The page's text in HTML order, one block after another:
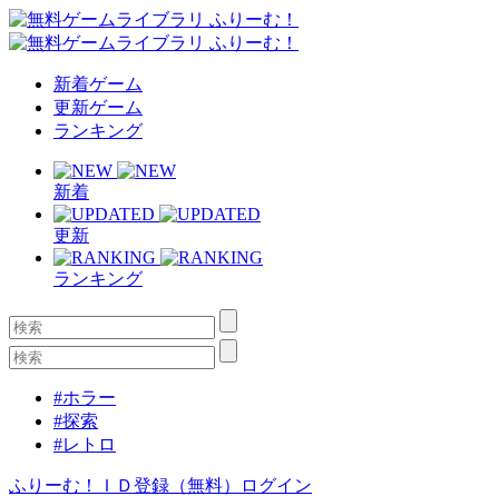
新着ゲーム
更新ゲーム
ランキング
新着
更新
ランキング
#ホラー
#探索
#レトロ
ふりーむ！ＩＤ登録（無料） ログイン